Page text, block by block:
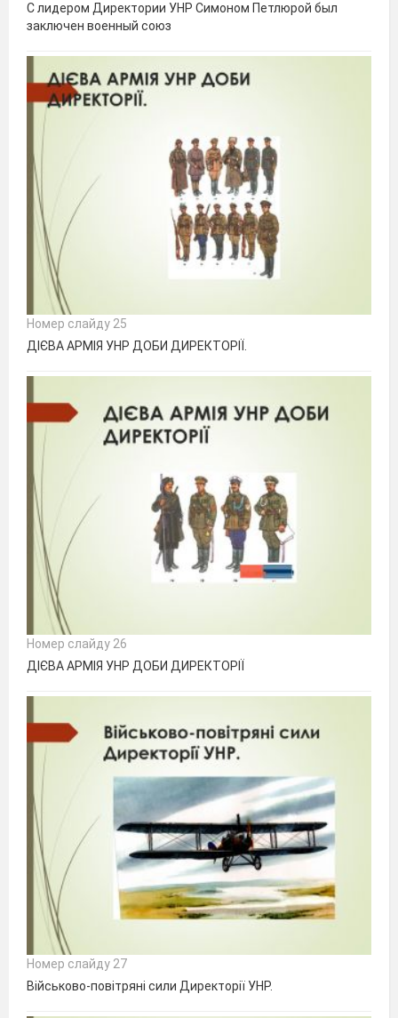
С лидером Директории УНР Симоном Петлюрой был
заключен военный союз
Номер слайду 25
ДІЄВА АРМІЯ УНР ДОБИ ДИРЕКТОРІЇ.
Номер слайду 26
ДІЄВА АРМІЯ УНР ДОБИ ДИРЕКТОРІЇ
Номер слайду 27
Військово-повітряні сили Директорії УНР.